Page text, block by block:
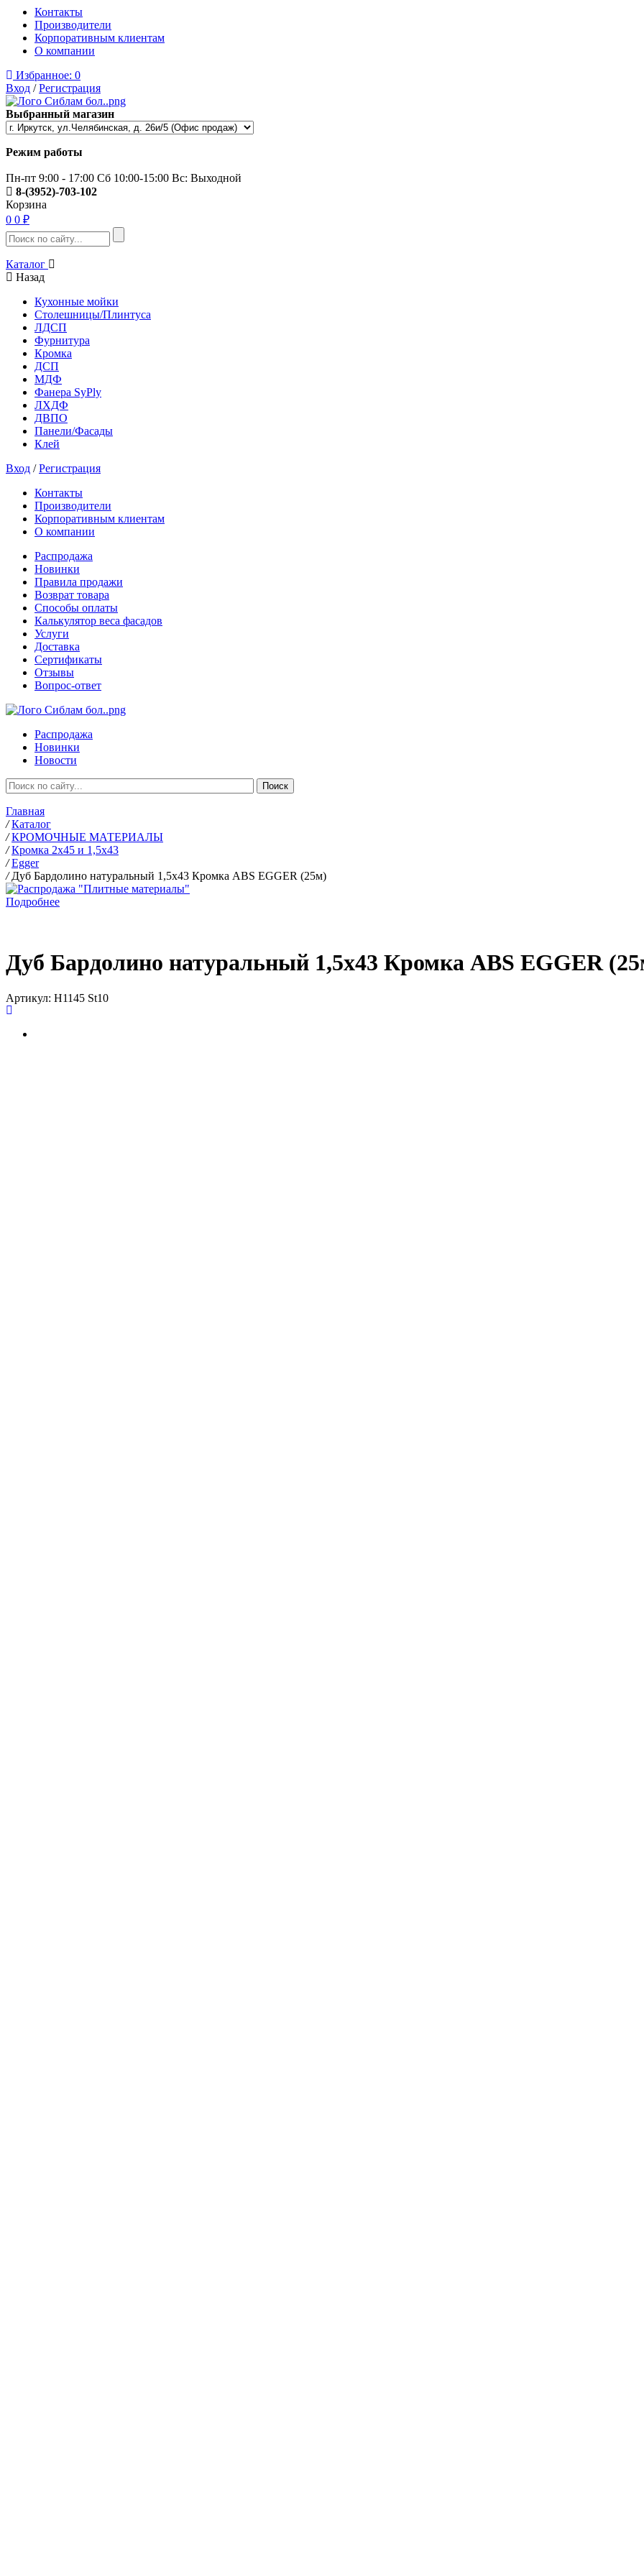
Контакты
Производители
Корпоративным клиентам
О компании
Избранное: 0
Вход /Регистрация
Выбранный магазин
Режим работы
Пн-пт 9:00 - 17:00 Сб 10:00-15:00 Вс: Выходной
8-(3952)-703-102
Корзина
0 0 ₽
Каталог
Назад
Кухонные мойки
Столешницы/Плинтуса
ЛДСП
Фурнитура
Кромка
ДСП
МДФ
Фанера SyPly
ЛХДФ
ДВПО
Панели/Фасады
Клей
Вход /Регистрация
Контакты
Производители
Корпоративным клиентам
О компании
Распродажа
Новинки
Правила продажи
Возврат товара
Способы оплаты
Калькулятор веса фасадов
Услуги
Доставка
Сертификаты
Отзывы
Вопрос-ответ
Распродажа
Новинки
Новости
Главная
/ Каталог
/ КРОМОЧНЫЕ МАТЕРИАЛЫ
/ Кромка 2х45 и 1,5х43
/ Egger
/ Дуб Бардолино натуральный 1,5х43 Кромка ABS EGGER (25м)
Подробнее
Дуб Бардолино натуральный 1,5х43 Кромка ABS EGGER
Артикул: H1145 St10